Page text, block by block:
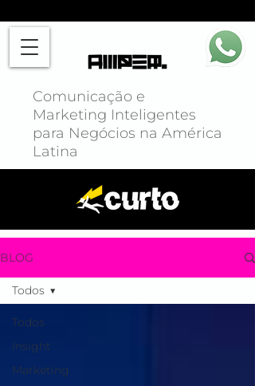
Comunicação e
Marketing Inteligentes
para Negócios na América
Latina
BLOG
Todos
Insight
Marketing
Todos